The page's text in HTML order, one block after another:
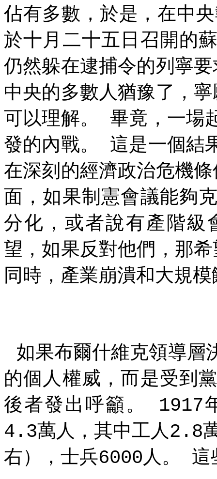
佔有多數，於是，在中
於十月二十五日召開的
仍然躲在逮捕令的列寧
中央的多數人猶豫了，
可以理解。
畢竟，一場
發的內戰。
這是一個結
在深刻的經濟政治危機
面，如果制憲會議能夠
分化，或者說有產階級
望，如果反對他們，那
同時，產業崩潰和大規
如果布爾什維克領導層
的個人權威，而是受到
後者發出呼籲。
1917
4.3萬人，其中工人 2.8
右），士兵6000 人。 這